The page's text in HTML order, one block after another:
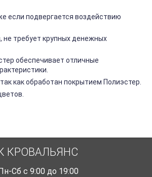
если подвергается воздействию
не требует крупных денежных
обеспечивает отличные
как обработан покрытием Полиэстер.
КРОВАЛЬЯНС
Cб с 9:00 до 19:00